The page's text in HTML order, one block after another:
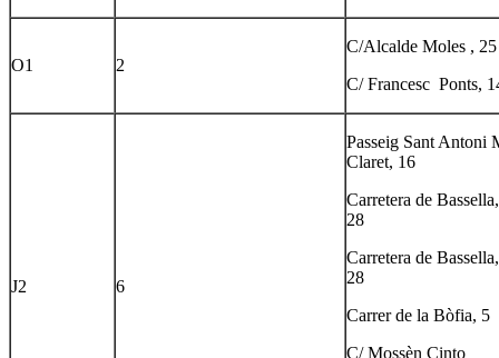
O1 2
C/Alcalde Moles , 25
C/ Francesc Ponts,
J2 6
Passeig Sant Antoni
Claret, 16
Carretera de Bassella,
28
Carretera de Bassella,
28
Carrer de la Bòfia, 5
C/ Mossèn Cinto